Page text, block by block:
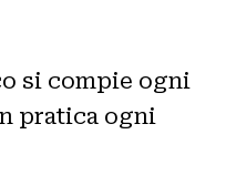
si compie ogni
pratica ogni